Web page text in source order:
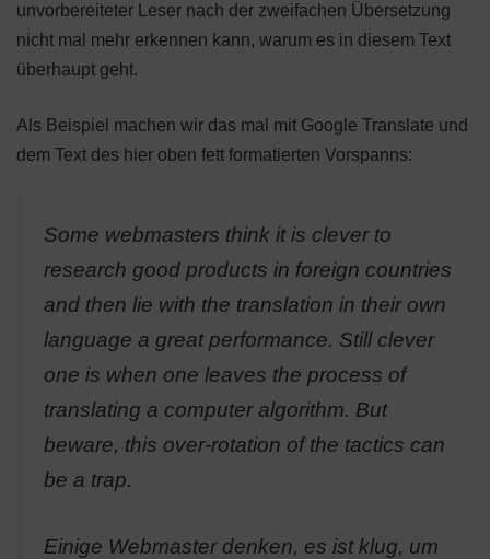
unvorbereiteter Leser nach der zweifachen Übersetzung
nicht mal mehr erkennen kann, warum es in diesem Text
überhaupt geht.
Als Beispiel machen wir das mal mit Google Translate und
dem Text des hier oben fett formatierten Vorspanns:
Some webmasters think it is clever to
research good products in foreign countries
and then lie with the translation in their own
language a great performance. Still clever
one is when one leaves the process of
translating a computer algorithm. But
beware, this over-rotation of the tactics can
be a trap.
Einige Webmaster denken, es ist klug, um